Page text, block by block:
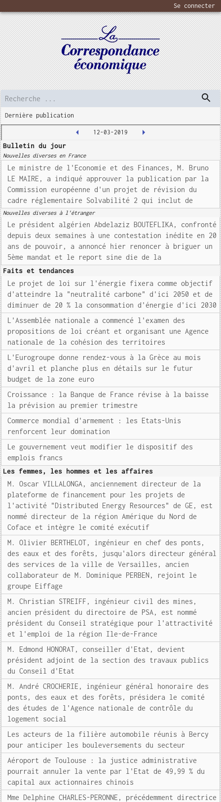
Se connecter
Dernière publication
12-03-2019
Bulletin du jour
Nouvelles diverses en France
Le ministre de l'Economie et des Finances, M. Bruno
LE MAIRE, a indiqué approuver la publication par la
Commission européenne d'un projet de révision du
cadre réglementaire Solvabilité 2 qui inclut de
Nouvelles diverses à l'étranger
Le président algérien Abdelaziz BOUTEFLIKA, confronté
depuis deux semaines à une contestation inédite en 20
ans de pouvoir, a annoncé hier renoncer à briguer un
5ème mandat et le report sine die de la
Faits et tendances
Le projet de loi sur l'énergie fixera comme objectif
d'atteindre la "neutralité carbone" d'ici 2050 et de
diminuer de 20 % la consommation d'énergie d'ici 2030
L'Assemblée nationale a commencé l'examen des
propositions de loi créant et organisant une Agence
nationale de la cohésion des territoires
L'Eurogroupe donne rendez-vous à la Grèce au mois
d'avril et planche plus en détails sur le futur
budget de la zone euro
Croissance : la Banque de France révise à la baisse
la prévision au premier trimestre
Commerce mondial d'armement : les Etats-Unis
renforcent leur domination
Le gouvernement veut modifier le dispositif des
emplois francs
Les femmes, les hommes et les affaires
M. Oscar VILLALONGA, anciennement directeur de la
plateforme de financement pour les projets de
l'activité "Distributed Energy Resources" de GE, est
nommé directeur de la région Amérique du Nord de
Coface et intègre le comité exécutif
M. Olivier BERTHELOT, ingénieur en chef des ponts,
des eaux et des forêts, jusqu'alors directeur général
des services de la ville de Versailles, ancien
collaborateur de M. Dominique PERBEN, rejoint le
groupe Eiffage
M. Christian STREIFF, ingénieur civil des mines,
ancien président du directoire de PSA, est nommé
président du Conseil stratégique pour l'attractivité
et l'emploi de la région Ile-de-France
M. Edmond HONORAT, conseiller d'Etat, devient
président adjoint de la section des travaux publics
du Conseil d'Etat
M. André CROCHERIE, ingénieur général honoraire des
ponts, des eaux et des forêts, présidera le comité
des études de l'Agence nationale de contrôle du
logement social
Les acteurs de la filière automobile réunis à Bercy
pour anticiper les bouleversements du secteur
Aéroport de Toulouse : la justice administrative
pourrait annuler la vente par l'Etat de 49,99 % du
capital aux actionnaires chinois
Mme Delphine CHARLES-PERONNE, précédemment directrice